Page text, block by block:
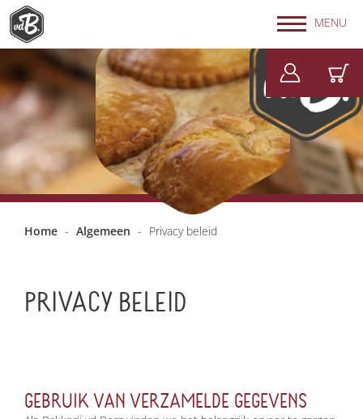
MENU
Home - Algemeen - Privacy beleid
PRIVACY BELEID
GEBRUIK VAN VERZAMELDE GEGEVENS